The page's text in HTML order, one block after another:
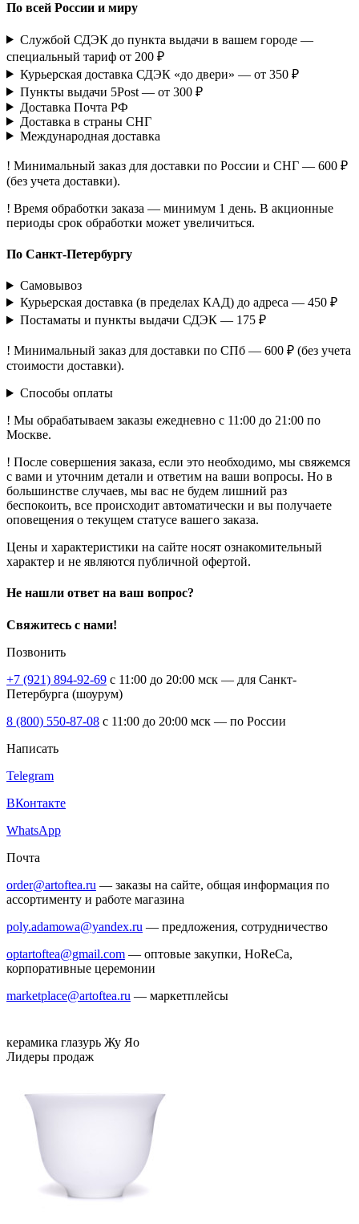
По всей России и миру
Службой СДЭК до пункта выдачи в вашем городе —
специальный тариф от 200 ₽
Курьерская доставка СДЭК «до двери» — от 350 ₽
Пункты выдачи 5Post — от 300 ₽
Доставка Почта РФ
Доставка в страны СНГ
Международная доставка
! Минимальный заказ для доставки по России и СНГ — 600 ₽
(без учета доставки).
! Время обработки заказа — минимум 1 день. В акционные
периоды срок обработки может увеличиться.
По Санкт-Петербургу
Самовывоз
Курьерская доставка (в пределах КАД) до адреса — 450 ₽
Постаматы и пункты выдачи СДЭК — 175 ₽
! Минимальный заказ для доставки по СПб — 600 ₽ (без учета
стоимости доставки).
Способы оплаты
! Мы обрабатываем заказы ежедневно с 11:00 до 21:00 по
Москве.
! После совершения заказа, если это необходимо, мы свяжемся
с вами и уточним детали и ответим на ваши вопросы. Но в
большинстве случаев, мы вас не будем лишний раз
беспокоить, все происходит автоматически и вы получаете
оповещения о текущем статусе вашего заказа.
Цены и характеристики на сайте носят ознакомительный
характер и не являются публичной офертой.
Не нашли ответ на ваш вопрос?
Свяжитесь с нами!
Позвонить
+7 (921) 894-92-69 c 11:00 до 20:00 мск — для Санкт-
Петербурга (шоурум)
8 (800) 550-87-08 c 11:00 до 20:00 мск — по России
Написать
Telegram
ВКонтакте
WhatsApp
Почта
order@artoftea.ru — заказы на сайте, общая информация по
ассортименту и работе магазина
poly.adamowa@yandex.ru — предложения, сотрудничество
optartoftea@gmail.com — оптовые закупки, HoReCa,
корпоративные церемонии
marketplace@artoftea.ru — маркетплейсы
керамика глазурь Жу Яо
Лидеры продаж